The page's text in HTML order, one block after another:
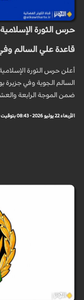
حرس الثورة
قاعدة علي السالم
أعلن حرس الثورة
السالم الجوية وفي جزيرة
ضمن الموجة الرابعة
الأربعاء 22 يوليو 2026 - 08:43 بتوقيت مكة